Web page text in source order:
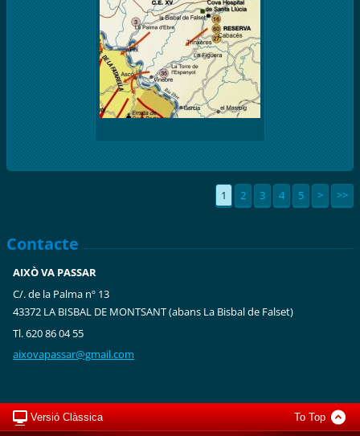
1 2 3 4 5 > >>
Contacte
AIXÒ VA PASSAR
C/. de la Palma nº 13
43372 LA BISBAL DE MONTSANT (abans La Bisbal de Falset)
Tl. 620 86 04 55
aixovapassar@gmail.com
Versió Clàssica To Top